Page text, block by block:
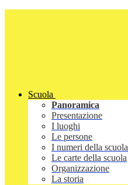
Scuola
Panoramica
Presentazione
I luoghi
Le persone
I numeri della scuola
Le carte della scuola
Organizzazione
La storia